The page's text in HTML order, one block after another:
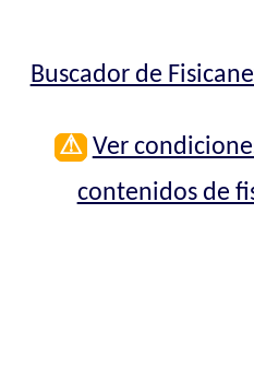
Buscador de
⚠ Ver
contenidos de